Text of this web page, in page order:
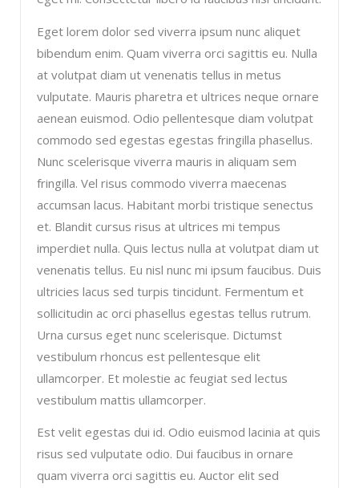
Eget lorem dolor sed viverra ipsum nunc aliquet
bibendum enim. Quam viverra orci sagittis eu. Nulla
at volutpat diam ut venenatis tellus in metus
vulputate. Mauris pharetra et ultrices neque ornare
aenean euismod. Odio pellentesque diam volutpat
commodo sed egestas egestas fringilla phasellus.
Nunc scelerisque viverra mauris in aliquam sem
fringilla. Vel risus commodo viverra maecenas
accumsan lacus. Habitant morbi tristique senectus
et. Blandit cursus risus at ultrices mi tempus
imperdiet nulla. Quis lectus nulla at volutpat diam ut
venenatis tellus. Eu nisl nunc mi ipsum faucibus. Duis
ultricies lacus sed turpis tincidunt. Fermentum et
sollicitudin ac orci phasellus egestas tellus rutrum.
Urna cursus eget nunc scelerisque. Dictumst
vestibulum rhoncus est pellentesque elit
ullamcorper. Et molestie ac feugiat sed lectus
vestibulum mattis ullamcorper.
Est velit egestas dui id. Odio euismod lacinia at quis
risus sed vulputate odio. Dui faucibus in ornare
quam viverra orci sagittis eu. Auctor elit sed